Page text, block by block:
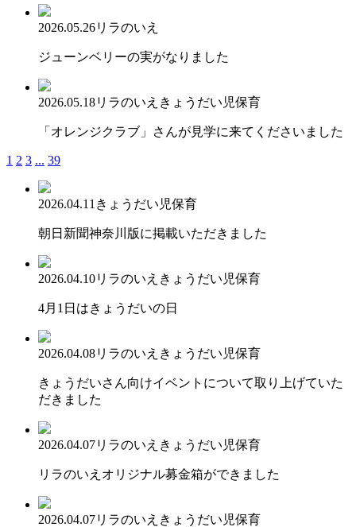
2026.05.26リラのいえ
ジューンベリーの実がなりました
2026.05.18リラのいえ きょうだい児保育
「オレンジクラブ」さんが見学に来てくださいました
1 2 3 ... 39
2026.04.11 きょうだい児保育
朝日新聞神奈川版に掲載いただきました
2026.04.10リラのいえ きょうだい児保育
4月1日はきょうだいの日
2026.04.08リラのいえ きょうだい児保育
きょうだいさん向けイベントについて取り上げていた
だきました
2026.04.07リラのいえ きょうだい児保育
リラのいえオリジナル募金箱ができました
2026.04.07リラのいえ きょうだい児保育